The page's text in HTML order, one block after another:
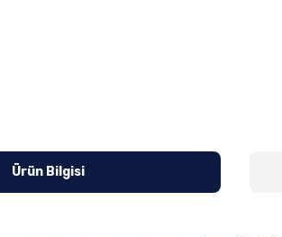
Ürün Bilgisi